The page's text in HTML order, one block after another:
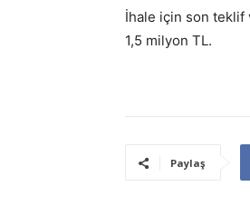
İhale için son teklif
1,5 milyon TL.
Paylaş